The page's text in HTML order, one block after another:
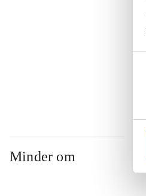
Minder om